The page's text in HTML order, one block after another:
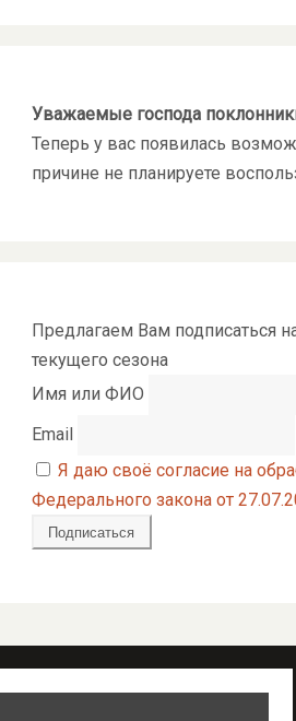
Уважаемые господа
Теперь у вас появилась
причине не планируете
Предлагаем Вам подписаться
текущего сезона
Имя или ФИО
Email
Я даю своё согласие на
Федерального закона от